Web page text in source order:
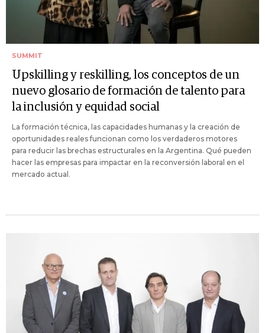
SUMMIT
Upskilling y reskilling, los conceptos de un
nuevo glosario de formación de talento para
la inclusión y equidad social
La formación técnica, las capacidades humanas y la creación de
oportunidades reales funcionan como los verdaderos motores
para reducir las brechas estructurales en la Argentina. Qué pueden
hacer las empresas para impactar en la reconversión laboral en el
mercado actual.